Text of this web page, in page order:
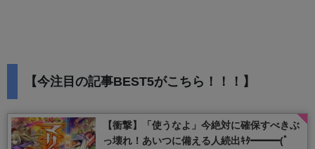
【今注目の記事BEST5がこちら！！！】
【衝撃】「使うなよ」今絶対に確保すべきぶ
っ壊れ！あいつに備える人続出ｷﾀ━━━(ﾟ